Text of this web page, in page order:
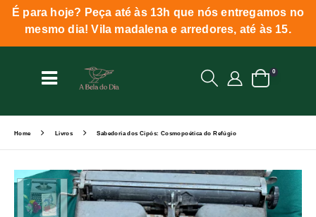
É para hoje? Peça até às 13h que nós entregamos no
mesmo dia! Vila madalena e arredores, até às 15.
0
Home Livros Sabedoria dos Cipós: Cosmopoética do Refúgio